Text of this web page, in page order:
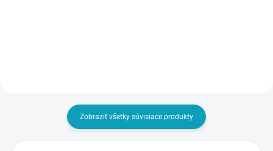
Zobraziť všetky súvisiace produkty